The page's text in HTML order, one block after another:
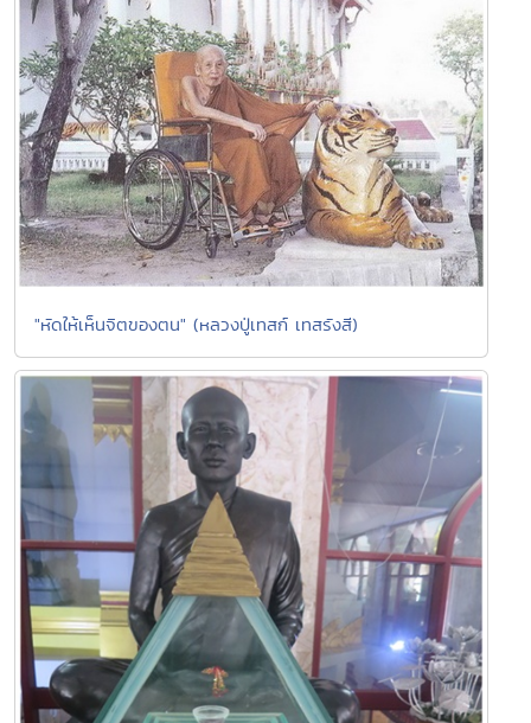
"หัดให้เห็นจิตของตน" (หลวงปู่เทสก์ เทสรังสี)